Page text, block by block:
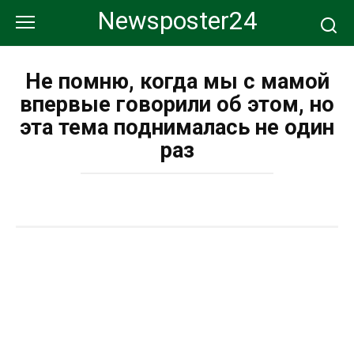
контенту
Newsposter24
Не помню, когда мы с мамой
впервые говорили об этом, но
эта тема поднималась не один
раз